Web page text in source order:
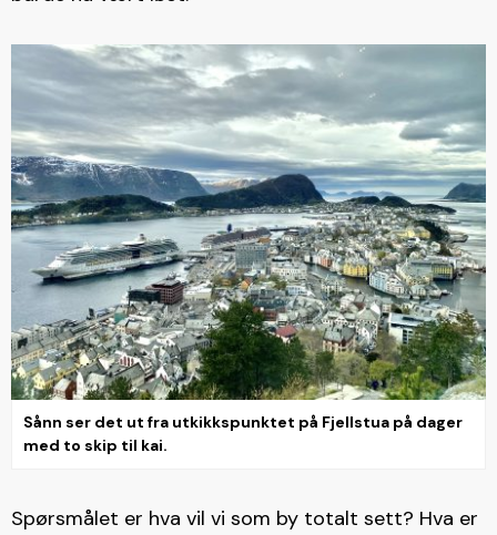
Sånn ser det ut fra utkikkspunktet på Fjellstua på dager
med to skip til kai.
Spørsmålet er hva vil vi som by totalt sett? Hva er